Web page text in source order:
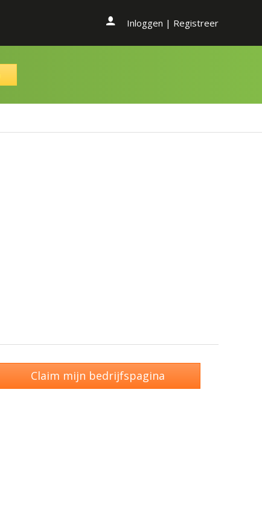
Inloggen | Registreer
Claim mijn bedrijfspagina